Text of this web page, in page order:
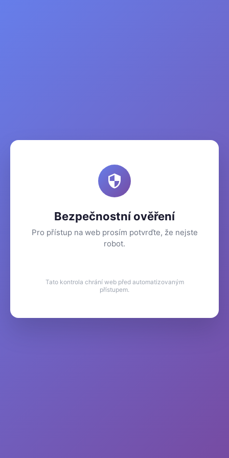
Bezpečnostní ověření
Pro přístup na web prosím potvrďte, že nejste
robot.
Tato kontrola chrání web před automatizovaným
přístupem.